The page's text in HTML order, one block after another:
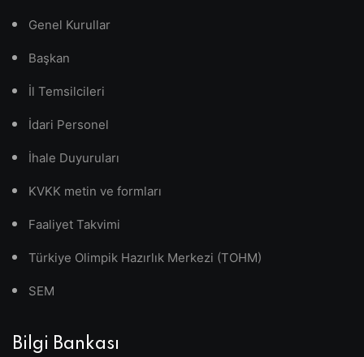
Genel Kurullar
Başkan
İl Temsilcileri
İdari Personel
İhale Duyuruları
KVKK metin ve formları
Faaliyet Takvimi
Türkiye Olimpik Hazırlık Merkezi (TOHM)
SEM
Bilgi Bankası